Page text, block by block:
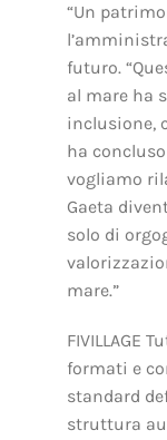
“Un
futuro.
al mare ha
inclusione,
ha concluso
vogliamo
Gaeta
solo di
mare.”
FIVILLAGE
formati e
standard
struttura